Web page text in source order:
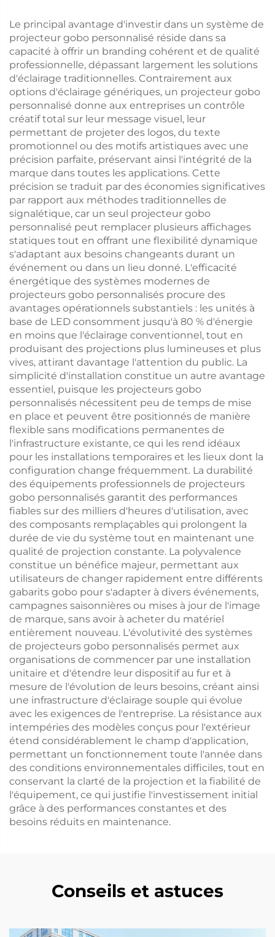
Le principal avantage d'investir dans un système de
projecteur gobo personnalisé réside dans sa
capacité à offrir un branding cohérent et de qualité
professionnelle, dépassant largement les solutions
d'éclairage traditionnelles. Contrairement aux
options d'éclairage génériques, un projecteur gobo
personnalisé donne aux entreprises un contrôle
créatif total sur leur message visuel, leur
permettant de projeter des logos, du texte
promotionnel ou des motifs artistiques avec une
précision parfaite, préservant ainsi l'intégrité de la
marque dans toutes les applications. Cette
précision se traduit par des économies significatives
par rapport aux méthodes traditionnelles de
signalétique, car un seul projecteur gobo
personnalisé peut remplacer plusieurs affichages
statiques tout en offrant une flexibilité dynamique
s'adaptant aux besoins changeants durant un
événement ou dans un lieu donné. L'efficacité
énergétique des systèmes modernes de
projecteurs gobo personnalisés procure des
avantages opérationnels substantiels : les unités à
base de LED consomment jusqu'à 80 % d'énergie
en moins que l'éclairage conventionnel, tout en
produisant des projections plus lumineuses et plus
vives, attirant davantage l'attention du public. La
simplicité d'installation constitue un autre avantage
essentiel, puisque les projecteurs gobo
personnalisés nécessitent peu de temps de mise
en place et peuvent être positionnés de manière
flexible sans modifications permanentes de
l'infrastructure existante, ce qui les rend idéaux
pour les installations temporaires et les lieux dont la
configuration change fréquemment. La durabilité
des équipements professionnels de projecteurs
gobo personnalisés garantit des performances
fiables sur des milliers d'heures d'utilisation, avec
des composants remplaçables qui prolongent la
durée de vie du système tout en maintenant une
qualité de projection constante. La polyvalence
constitue un bénéfice majeur, permettant aux
utilisateurs de changer rapidement entre différents
gabarits gobo pour s'adapter à divers événements,
campagnes saisonnières ou mises à jour de l'image
de marque, sans avoir à acheter du matériel
entièrement nouveau. L'évolutivité des systèmes
de projecteurs gobo personnalisés permet aux
organisations de commencer par une installation
unitaire et d'étendre leur dispositif au fur et à
mesure de l'évolution de leurs besoins, créant ainsi
une infrastructure d'éclairage souple qui évolue
avec les exigences de l'entreprise. La résistance aux
intempéries des modèles conçus pour l'extérieur
étend considérablement le champ d'application,
permettant un fonctionnement toute l'année dans
des conditions environnementales difficiles, tout en
conservant la clarté de la projection et la fiabilité de
l'équipement, ce qui justifie l'investissement initial
grâce à des performances constantes et des
besoins réduits en maintenance.
Conseils et astuces